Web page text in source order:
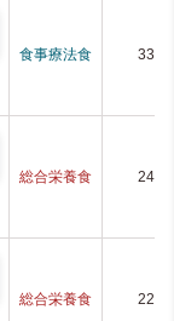
食事療法食 339
総合栄養食 243
総合栄養食 226